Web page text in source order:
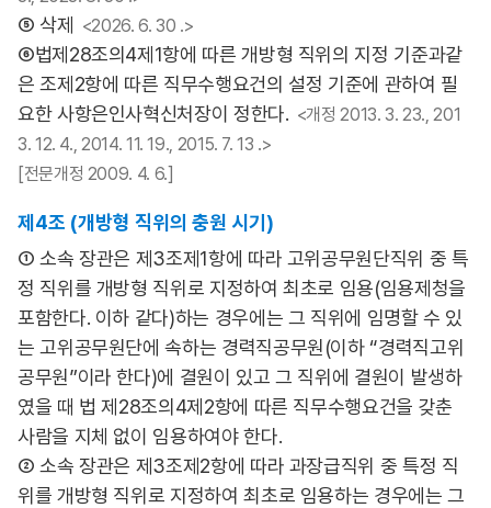
⑤ 삭제 <2026. 6. 30 .>
⑥법제28조의4제1항에 따른 개방형 직위의 지정 기준과같
은 조제2항에 따른 직무수행요건의 설정 기준에 관하여 필
요한 사항은인사혁신처장이 정한다. <개정 2013. 3. 23., 201
3. 12. 4., 2014. 11. 19., 2015. 7. 13 .>
[전문개정 2009. 4. 6.]
제4조 (개방형 직위의 충원 시기)
① 소속 장관은 제3조제1항에 따라 고위공무원단직위 중 특
정 직위를 개방형 직위로 지정하여 최초로 임용(임용제청을
포함한다. 이하 같다)하는 경우에는 그 직위에 임명할 수 있
는 고위공무원단에 속하는 경력직공무원(이하 “경력직고위
공무원”이라 한다)에 결원이 있고 그 직위에 결원이 발생하
였을 때 법 제28조의4제2항에 따른 직무수행요건을 갖춘
사람을 지체 없이 임용하여야 한다.
② 소속 장관은 제3조제2항에 따라 과장급직위 중 특정 직
위를 개방형 직위로 지정하여 최초로 임용하는 경우에는 그